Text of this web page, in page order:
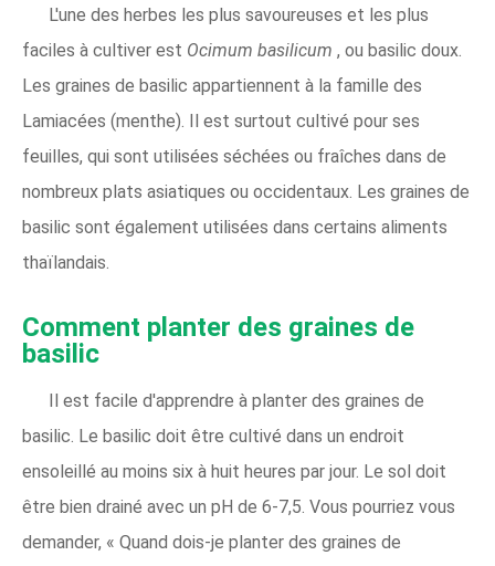
L'une des herbes les plus savoureuses et les plus
faciles à cultiver est Ocimum basilicum , ou basilic doux.
Les graines de basilic appartiennent à la famille des
Lamiacées (menthe). Il est surtout cultivé pour ses
feuilles, qui sont utilisées séchées ou fraîches dans de
nombreux plats asiatiques ou occidentaux. Les graines de
basilic sont également utilisées dans certains aliments
thaïlandais.
Comment planter des graines de
basilic
Il est facile d'apprendre à planter des graines de
basilic. Le basilic doit être cultivé dans un endroit
ensoleillé au moins six à huit heures par jour. Le sol doit
être bien drainé avec un pH de 6-7,5. Vous pourriez vous
demander, « Quand dois-je planter des graines de